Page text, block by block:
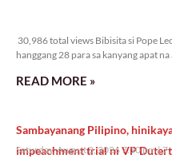
30,986 total views Bibisita si Pope
hanggang 28 para sa kanyang apat
READ MORE »
Sambayanang Pilipino,
impeachment trial ni VP
Saturday, August 8, 2026 7:10 pm